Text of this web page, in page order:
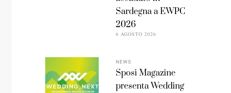
Sardegna a EWPC
2026
6 AGOSTO 2026
NEWS
Sposi Magazine
presenta Wedding